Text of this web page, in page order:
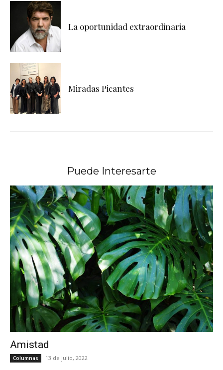
La oportunidad extraordinaria
Miradas Picantes
Puede Interesarte
Amistad
Columnas 13 de julio, 2022